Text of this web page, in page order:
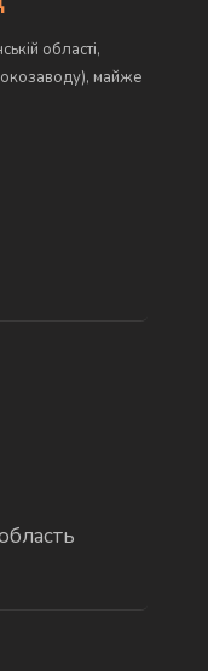
області,
майже